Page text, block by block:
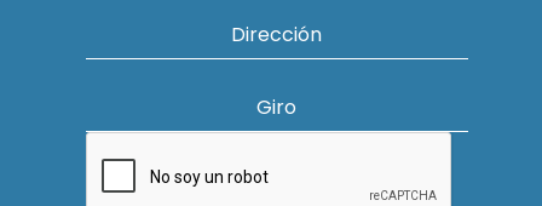
Dirección
Giro